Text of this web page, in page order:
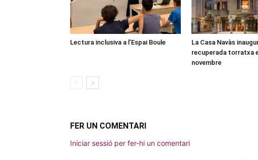
Lectura inclusiva a l’Espai Boule
La Casa Navàs
recuperada torratxa
novembre
FER UN COMENTARI
Iniciar sessió per fer-hi un comentari